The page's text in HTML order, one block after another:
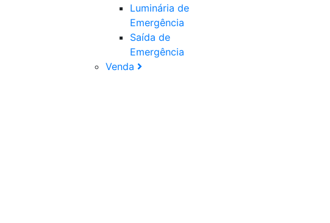
Luminária de
Emergência
Saída de
Emergência
Venda